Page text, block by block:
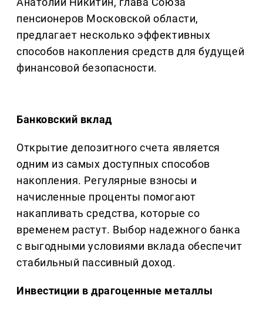
пенсионеров Московской области,
предлагает несколько эффективных
способов накопления средств для будущей
финансовой безопасности.
Банковский вклад
Открытие депозитного счета является
одним из самых доступных способов
накопления. Регулярные взносы и
начисленные проценты помогают
накапливать средства, которые со
временем растут. Выбор надежного банка
с выгодными условиями вклада обеспечит
стабильный пассивный доход.
Инвестиции в драгоценные металлы